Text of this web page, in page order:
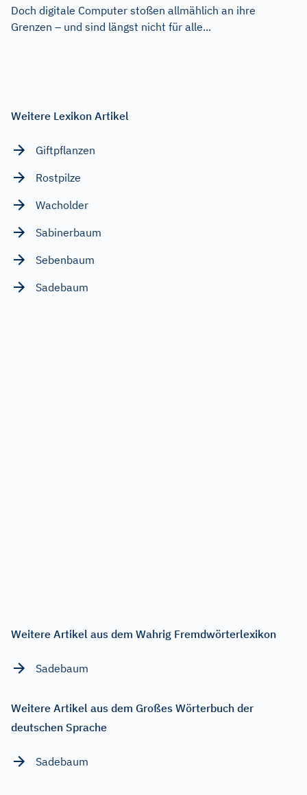
Doch digitale Computer stoßen allmählich an ihre
Grenzen – und sind längst nicht für alle...
Weitere Lexikon Artikel
Giftpflanzen
Rostpilze
Wacholder
Sabinerbaum
Sebenbaum
Sadebaum
Weitere Artikel aus dem Wahrig Fremdwörterlexikon
Sadebaum
Weitere Artikel aus dem Großes Wörterbuch der
deutschen Sprache
Sadebaum